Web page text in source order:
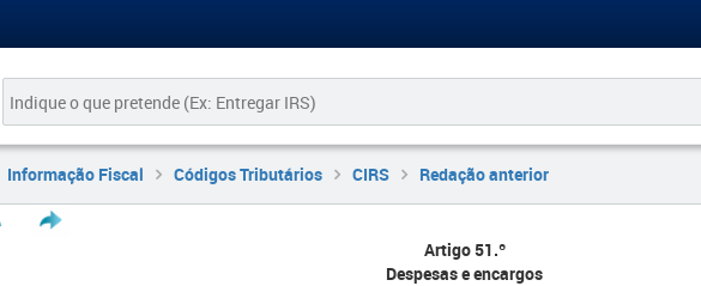
Informação Fiscal Códigos Tributários CIRS Redação anterior
Artigo 51.º
Despesas e encargos